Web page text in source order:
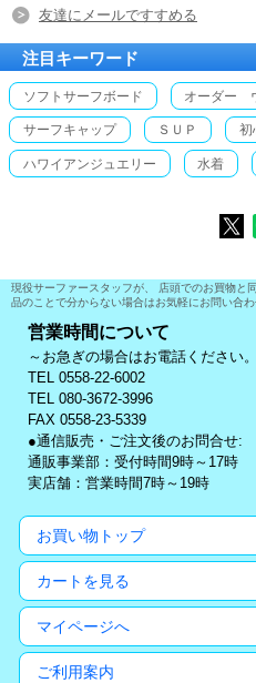
友達にメールですすめる
注目キーワード
ソフトサーフボード オーダー
サーフキャップ ＳＵＰ 初
ハワイアンジュエリー 水着
現役サーファースタッフが、 店頭でのお買物と
品のことで分からない場合はお気軽にお問い合わ
営業時間について
～お急ぎの場合はお電話ください
TEL 0558-22-6002
TEL 080-3672-3996
FAX 0558-23-5339
●通信販売・ご注文後のお問合せ:
通販事業部：受付時間9時～17時
実店舗：営業時間7時～19時
お買い物トップ
カートを見る
マイページへ
ご利用案内